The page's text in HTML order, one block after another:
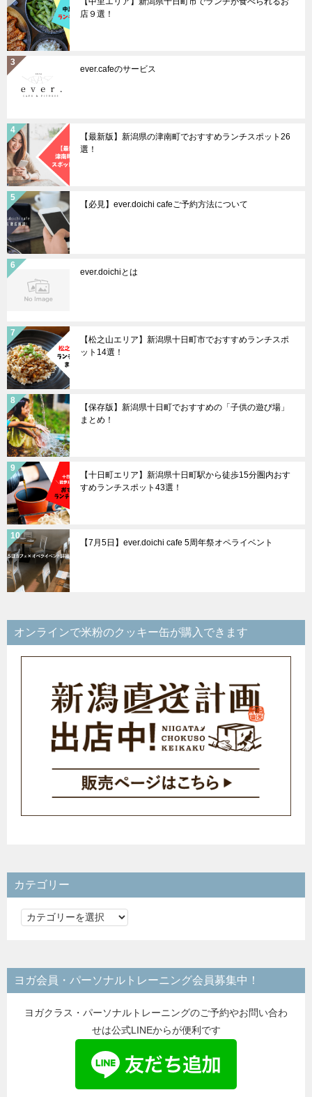
店９選！
ever.cafeのサービス
【最新版】新潟県の津南町でおすすめランチスポット26
選！
【必見】ever.doichi cafeご予約方法について
ever.doichiとは
【松之山エリア】新潟県十日町市でおすすめランチスポ
ット14選！
【保存版】新潟県十日町でおすすめの「子供の遊び場」
まとめ！
【十日町エリア】新潟県十日町駅から徒歩15分圏内おす
すめランチスポット43選！
【7月5日】ever.doichi cafe 5周年祭オペライベント
オンラインで米粉のクッキー缶が購入できます
カテゴリー
カ
リ
ー
ヨガ会員・パーソナルトレーニング会員募集中！
ヨガクラス・パーソナルトレーニングのご予約やお問い合わ
せは公式LINEからが便利です